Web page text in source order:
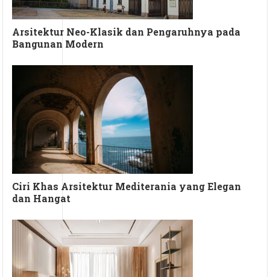
Arsitektur Neo-Klasik dan Pengaruhnya pada
Bangunan Modern
Ciri Khas Arsitektur Mediterania yang Elegan
dan Hangat